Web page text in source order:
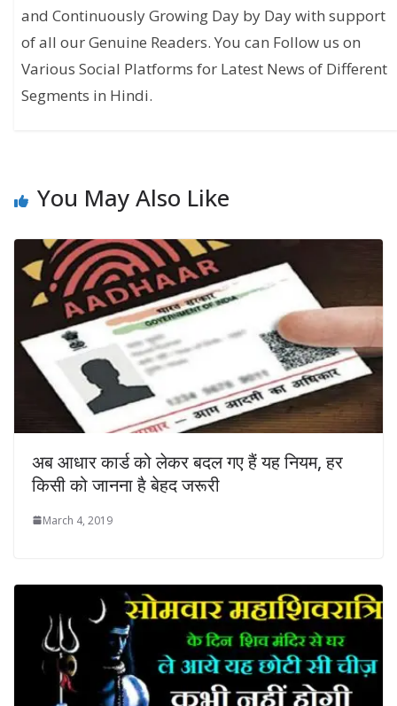
and Continuously Growing Day by Day with support
of all our Genuine Readers. You can Follow us on
Various Social Platforms for Latest News of Different
Segments in Hindi.
You May Also Like
अब आधार कार्ड को लेकर बदल गए हैं यह नियम, हर
किसी को जानना है बेहद जरूरी
March 4, 2019